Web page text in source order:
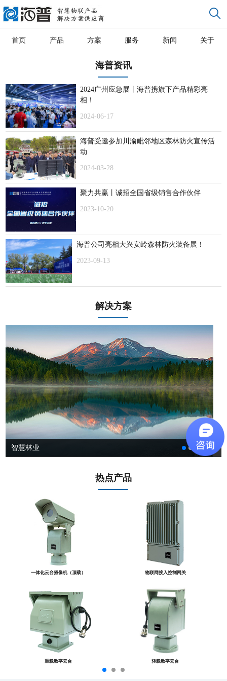
首页 产品 方案 服务 新闻 关于
海普资讯
2024广州应急展丨海普携旗下产品精彩亮
相！
2024-06-17
海普受邀参加川渝毗邻地区森林防火宣传活
动
2024-03-28
聚力共赢丨诚招全国省级销售合作伙伴
2023-10-20
海普公司亮相大兴安岭森林防火装备展！
2023-09-13
解决方案
智慧林业
热点产品
一体化云台摄像机（顶载） 物联网接入控制网关
重载数字云台 轻载数字云台